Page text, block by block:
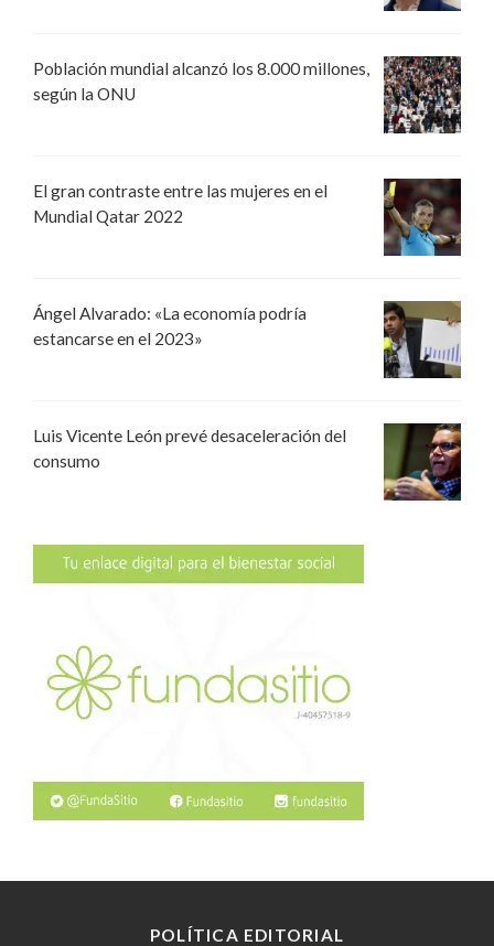
Población mundial alcanzó los 8.000 millones,
según la ONU
El gran contraste entre las mujeres en el
Mundial Qatar 2022
Ángel Alvarado: «La economía podría
estancarse en el 2023»
Luis Vicente León prevé desaceleración del
consumo
POLÍTICA EDITORIAL